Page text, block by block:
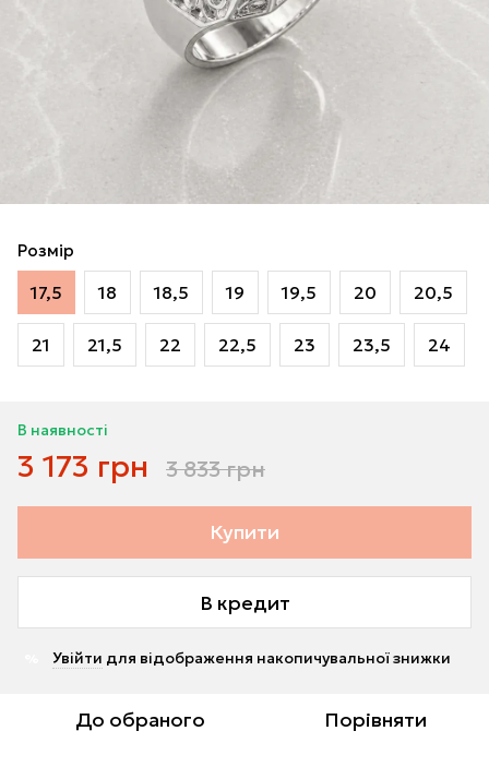
Розмір
17,5 18 18,5 19 19,5 20 20,5
21 21,5 22 22,5 23 23,5 24
В наявності
3 173 грн 3 833 грн
Купити
В кредит
Увійти для відображення накопичувальної знижки
До обраного Порівняти